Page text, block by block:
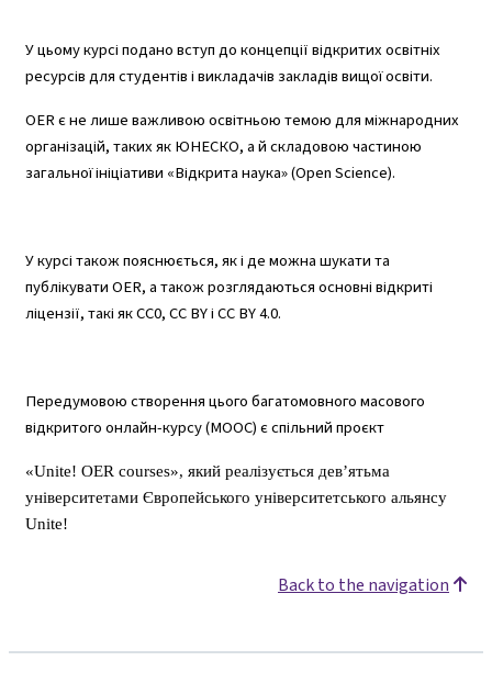
У цьому курсі подано вступ до концепції відкритих освітніх
ресурсів для студентів і викладачів закладів вищої освіти.
OER є не лише важливою освітньою темою для міжнародних
організацій, таких як ЮНЕСКО, а й складовою частиною
загальної ініціативи «Відкрита наука» (Open Science).
У курсі також пояснюється, як і де можна шукати та
публікувати OER, а також розглядаються основні відкриті
ліцензії, такі як CC0, CC BY і CC BY 4.0.
Передумовою створення цього багатомовного масового
відкритого онлайн-курсу (MOOC) є спільний проєкт
«Unite! OER courses», який реалізується дев’ятьма
університетами Європейського університетського альянсу
Unite!
Back to the navigation